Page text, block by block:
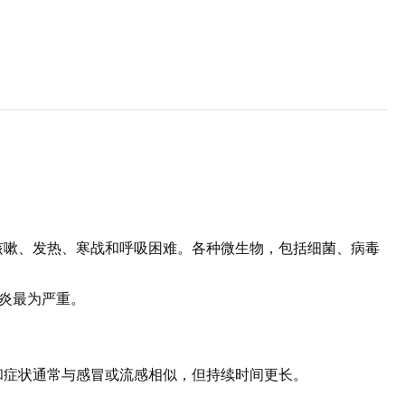
、发热、寒战和呼吸困难。各种微生物，包括细菌、病毒
最为严重。
状通常与感冒或流感相似，但持续时间更长。